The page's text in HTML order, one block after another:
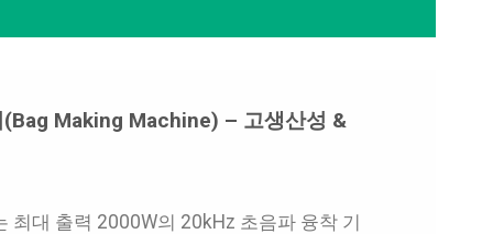
Making Machine) – 고생산성 &
최대 출력 2000W의 20kHz 초음파 융착 기